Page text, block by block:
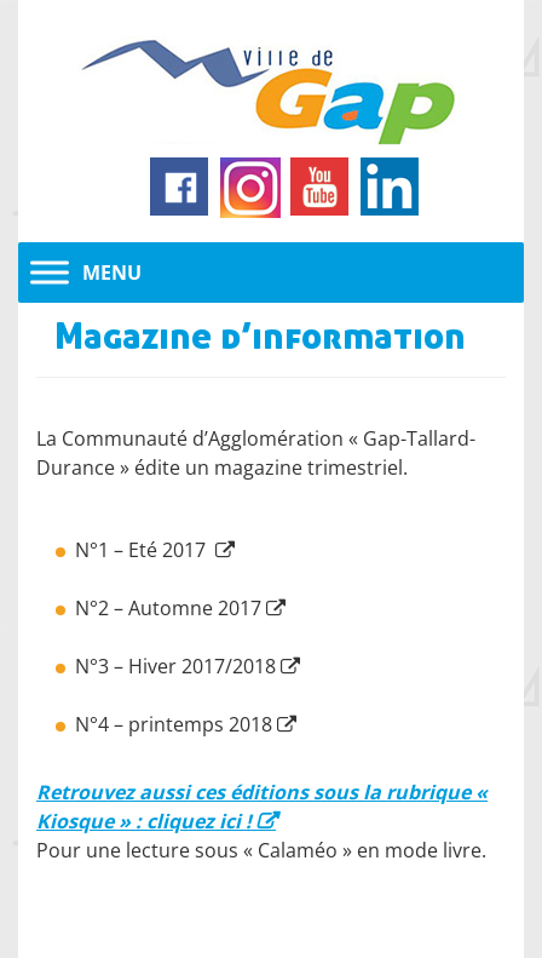
Magazine d’information
La Communauté d’Agglomération « Gap-Tallard-
Durance » édite un magazine trimestriel.
N°1 – Eté 2017
N°2 – Automne 2017
N°3 – Hiver 2017/2018
N°4 – printemps 2018
Retrouvez aussi ces éditions sous la rubrique «
Kiosque » : cliquez ici !
Pour une lecture sous « Calaméo » en mode livre.